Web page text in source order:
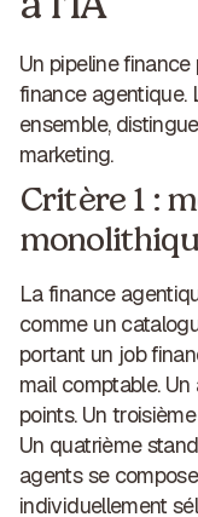
Un pipeline
finance agentique.
ensemble,
marketing.
Critère 1 :
La finance
comme un
portant un job
mail comptable.
points. Un
Un quatrième
agents se
individuellement